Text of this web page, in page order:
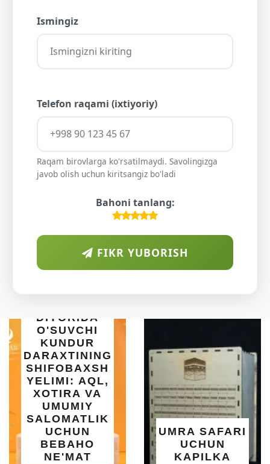
Ismingiz
Telefon raqami (ixtiyoriy)
Raqam birovlarga ko'rsatilmaydi. Savolingizga
javob olish uchun kiritsangiz bo'ladi
Bahoni tanlang:
FIKR YUBORISH
AQL,
VA
UMRA SAFARI
UCHUN
KAPILKA
SET
|